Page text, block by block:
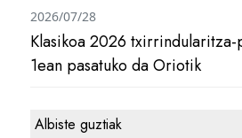
Klasikoa 2026
1ean pasatuko da Oriotik
2026/07/28
Albiste guztiak